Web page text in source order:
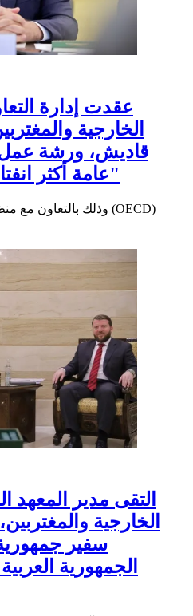
عقدت إدارة
الخارجية
قاديش، ورشة
عامة أكثر انفتاحًا وفعالية في سوريا"
وذلك بالتعاون مع منظمة التعاون الاقتصادي والتنمية (OECD)
التقى مدير المعهد
الخارجية
سفير
الجمهورية